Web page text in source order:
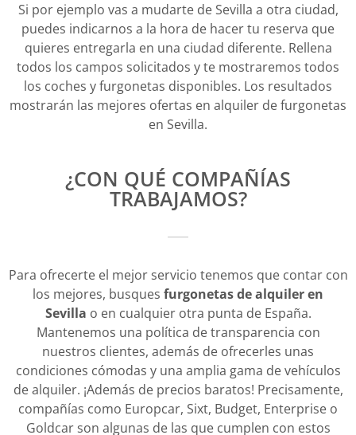
Si por ejemplo vas a mudarte de Sevilla a otra ciudad,
puedes indicarnos a la hora de hacer tu reserva que
quieres entregarla en una ciudad diferente. Rellena
todos los campos solicitados y te mostraremos todos
los coches y furgonetas disponibles. Los resultados
mostrarán las mejores ofertas en alquiler de furgonetas
en Sevilla.
¿CON QUÉ COMPAÑÍAS
TRABAJAMOS?
Para ofrecerte el mejor servicio tenemos que contar con
los mejores, busques furgonetas de alquiler en
Sevilla o en cualquier otra punta de España.
Mantenemos una política de transparencia con
nuestros clientes, además de ofrecerles unas
condiciones cómodas y una amplia gama de vehículos
de alquiler. ¡Además de precios baratos! Precisamente,
compañías como Europcar, Sixt, Budget, Enterprise o
Goldcar son algunas de las que cumplen con estos